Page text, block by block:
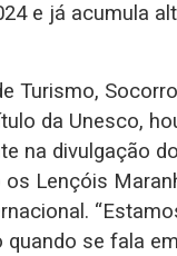
e já acumula
Turismo,
da Unesco,
na divulgação
Lençóis
quando se fala